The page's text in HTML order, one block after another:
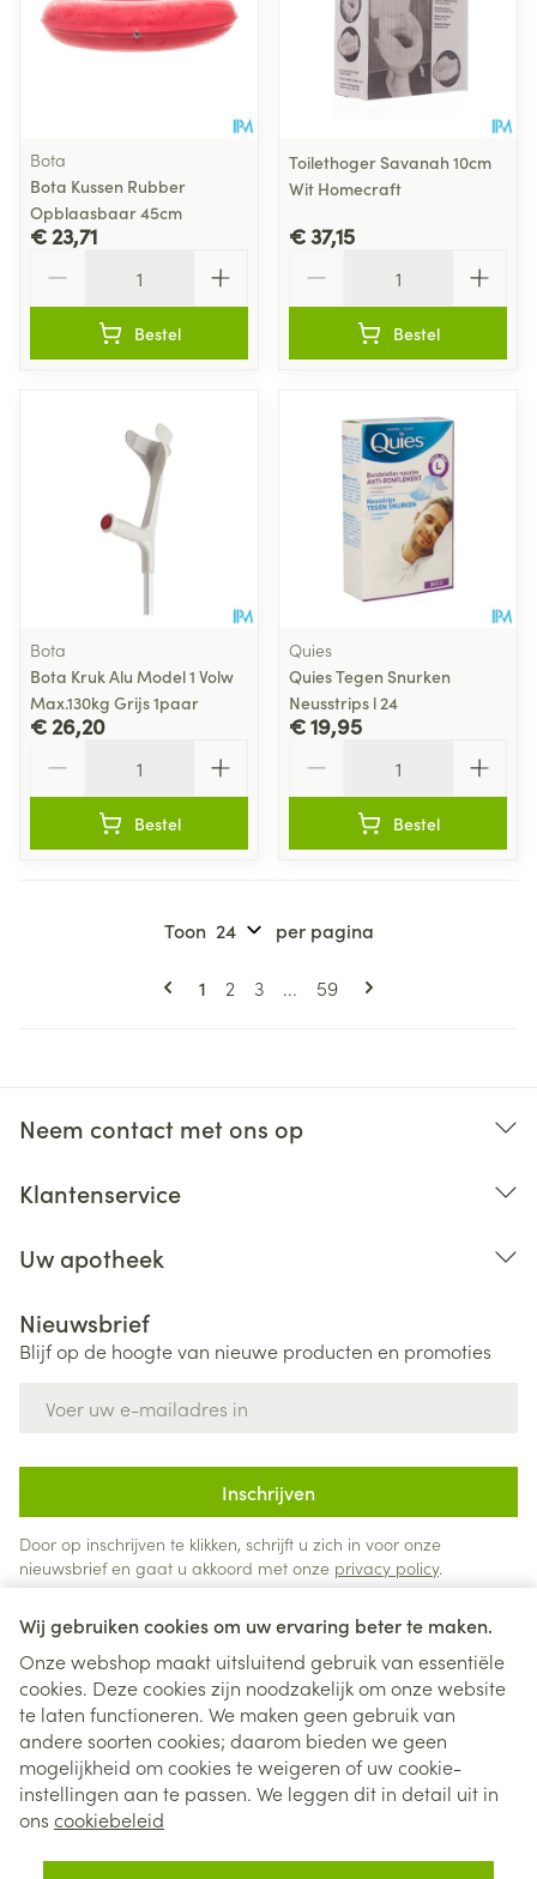
Wij gebruiken cookies om uw ervaring beter te maken.
Onze webshop maakt uitsluitend gebruik van essentiële
cookies. Deze cookies zijn noodzakelijk om onze website
te laten functioneren. We maken geen gebruik van
andere soorten cookies; daarom bieden we geen
mogelijkheid om cookies te weigeren of uw cookie-
instellingen aan te passen. We leggen dit in detail uit in
ons cookiebeleid
Bota
Bota Kussen Rubber
Opblaasbaar 45cm
€ 23,71
Bestel
Toilethoger Savanah 10cm
Wit Homecraft
€ 37,15
Bestel
Bota
Bota Kruk Alu Model 1 Volw
Max.130kg Grijs 1paar
€ 26,20
Bestel
Quies
Quies Tegen Snurken
Neusstrips l 24
€ 19,95
Bestel
Pagina's
U lees momenteel pagina
1 Pagina
2 Pagina
3 ... Pagina
59
Toon per pagina
Neem contact met ons op
Klantenservice
Uw apotheek
Nieuwsbrief
Blijf op de hoogte van nieuwe producten en promoties
Inschrijven
Door op inschrijven te klikken, schrijft u zich in voor onze
nieuwsbrief en gaat u akkoord met onze privacy policy.
Juridische links